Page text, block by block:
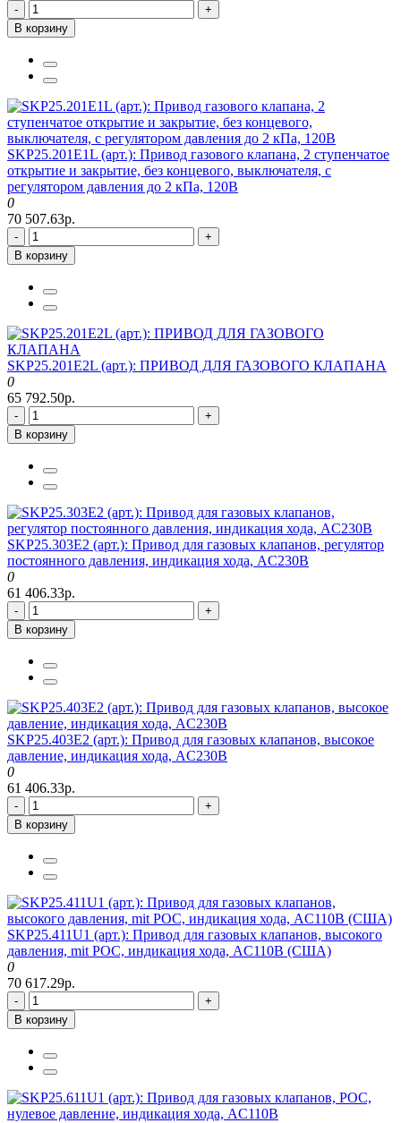
-
+
В корзину
SKP25.201E1L (арт.): Привод газового клапана, 2 ступенчатое
открытие и закрытие, без концевого, выключателя, с
регулятором давления до 2 кПа, 120В
0
70 507.63р.
-
+
В корзину
SKP25.201E2L (арт.): ПРИВОД ДЛЯ ГАЗОВОГО КЛАПАНА
0
65 792.50р.
-
+
В корзину
SKP25.303E2 (арт.): Привод для газовых клапанов, регулятор
постоянного давления, индикация хода, AC230В
0
61 406.33р.
-
+
В корзину
SKP25.403E2 (арт.): Привод для газовых клапанов, высокое
давление, индикация хода, AC230В
0
61 406.33р.
-
+
В корзину
SKP25.411U1 (арт.): Привод для газовых клапанов, высокого
давления, mit POC, индикация хода, AC110В (США)
0
70 617.29р.
-
+
В корзину